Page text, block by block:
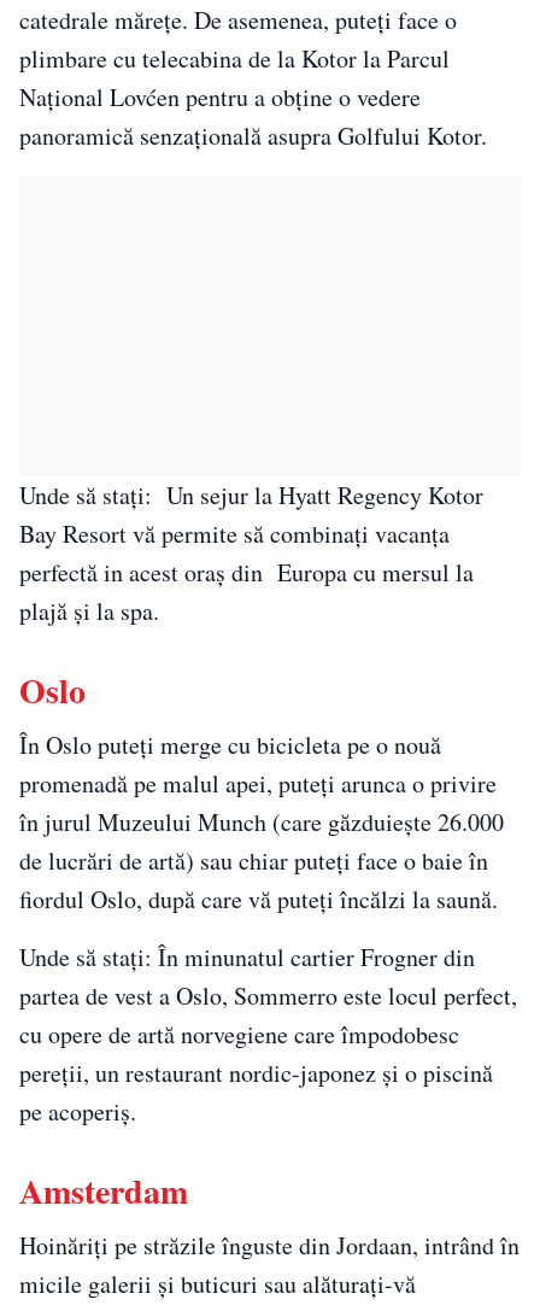
catedrale mărețe. De asemenea, puteți face o
plimbare cu telecabina de la Kotor la Parcul
Național Lovćen pentru a obține o vedere
panoramică senzațională asupra Golfului Kotor.
Unde să stați: Un sejur la Hyatt Regency Kotor
Bay Resort vă permite să combinați vacanța
perfectă in acest oraș din Europa cu mersul la
plajă și la spa.
Oslo
În Oslo puteți merge cu bicicleta pe o nouă
promenadă pe malul apei, puteți arunca o privire
în jurul Muzeului Munch (care găzduiește 26.000
de lucrări de artă) sau chiar puteți face o baie în
fiordul Oslo, după care vă puteți încălzi la saună.
Unde să stați: În minunatul cartier Frogner din
partea de vest a Oslo, Sommerro este locul perfect,
cu opere de artă norvegiene care împodobesc
pereții, un restaurant nordic-japonez și o piscină
pe acoperiș.
Amsterdam
Hoinăriți pe străzile înguste din Jordaan, intrând în
micile galerii și buticuri sau alăturați-vă